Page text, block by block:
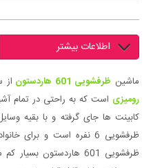
اطلاعات بیشتر
ماشین ظرفشویی 601 هاردستون
رومیزی است که به راحتی در تمام
کابینت ها جای گرفته و با بقیه
ظرفشویی 6 نفره است و
ظرفشویی 601 هاردستون